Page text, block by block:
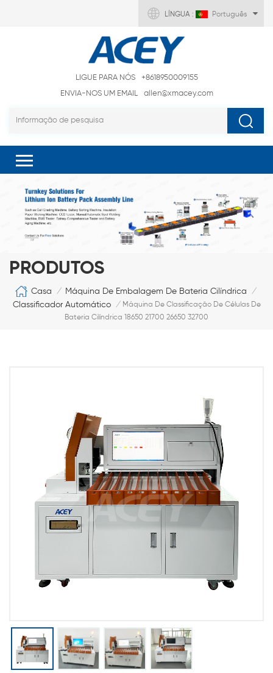
LÍNGUA : Português
LIGUE PARA NÓS
+8618950009155
ENVIA-NOS UM EMAIL
allen@xmacey.com
PRODUTOS
Casa / Máquina De Embalagem De Bateria Cilíndrica /
Classificador Automático / Máquina De Classificação De Células De
Bateria Cilíndrica 18650 21700 26650 32700